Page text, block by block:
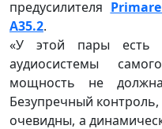
предусилителя
A35.2.
«У этой пары есть
аудиосистемы
мощность не должна
Безупречный
очевидны, а